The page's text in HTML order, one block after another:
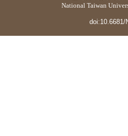
National Taiwan
doi:10.6681/